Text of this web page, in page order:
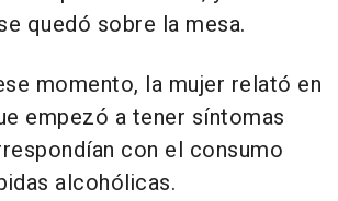
quedó sobre la mesa.
momento, la mujer relató en
empezó a tener síntomas
con el consumo
alcohólicas.